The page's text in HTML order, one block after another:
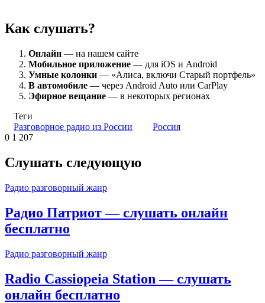
Как слушать?
Онлайн — на нашем сайте
Мобильное приложение — для iOS и Android
Умные колонки — «Алиса, включи Старый портфель»
В автомобиле — через Android Auto или CarPlay
Эфирное вещание — в некоторых регионах
Теги
Разговорное радио из России
Россия
0 1 207
Слушать следующую
Радио разговорный жанр
Радио Патриот — слушать онлайн
бесплатно
Радио разговорный жанр
Radio Cassiopeia Station — слушать
онлайн бесплатно